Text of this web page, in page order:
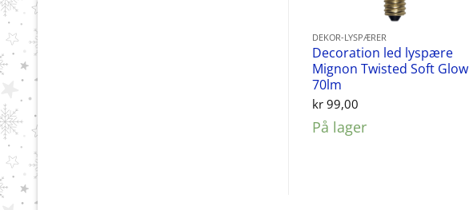
DEKOR-LYSPÆRER
Decoration led lyspære
Mignon Twisted Soft Glow
70lm
kr 99,00
På lager